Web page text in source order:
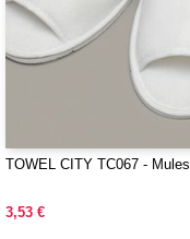
TOWEL CITY TC067 - Mules
3,53 €